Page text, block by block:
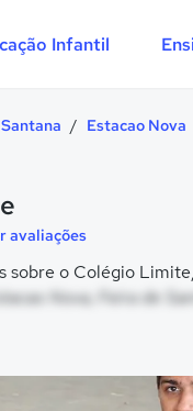
Infantil
/ Estacao Nova
avaliações
sobre o Colégio
Nova, Feira de